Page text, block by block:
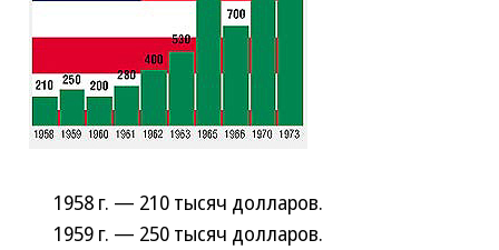
1958 г. — 210 тысяч долларов.
1959 г. — 250 тысяч долларов.